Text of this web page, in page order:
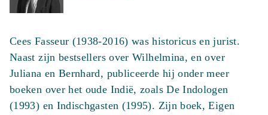
Cees Fasseur (1938-2016) was historicus en jurist.
Naast zijn bestsellers over Wilhelmina, en over
Juliana en Bernhard, publiceerde hij onder meer
boeken over het oude Indië, zoals De Indologen
(1993) en Indischgasten (1995). Zijn boek, Eigen